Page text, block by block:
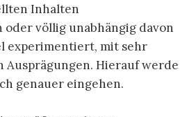
Inhalten
oder völlig unabhängig davon
experimentiert, mit sehr
Hierauf werde
genauer eingehen.